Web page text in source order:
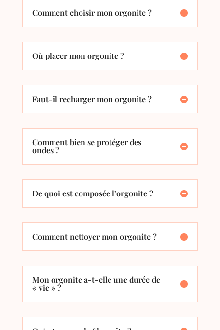
Comment choisir mon orgonite ?
Où placer mon orgonite ?
Faut-il recharger mon orgonite ?
Comment bien se protéger des
ondes ?
De quoi est composée l’orgonite ?
Comment nettoyer mon orgonite ?
Mon orgonite a-t-elle une durée de
« vie » ?